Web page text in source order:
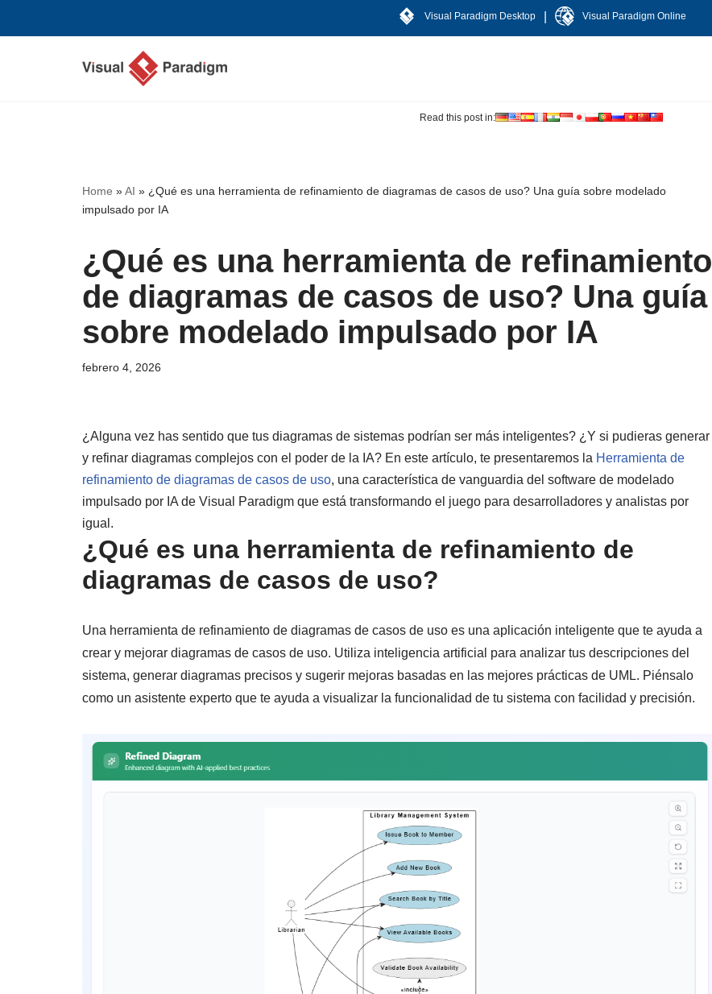
Visual Paradigm Desktop Visual Paradigm Online
Read this post in:
Home »AI » ¿Qué es una herramienta de refinamiento de diagramas de casos de uso? Una guía sobre modelado
impulsado por IA
¿Qué es una herramienta de refinamiento
de diagramas de casos de uso? Una guía
sobre modelado impulsado por IA
febrero 4, 2026
¿Alguna vez has sentido que tus diagramas de sistemas podrían ser más inteligentes? ¿Y si pudieras generar
y refinar diagramas complejos con el poder de la IA? En este artículo, te presentaremos la Herramienta de
refinamiento de diagramas de casos de uso, una característica de vanguardia del software de modelado
impulsado por IA de Visual Paradigm que está transformando el juego para desarrolladores y analistas por
igual.
¿Qué es una herramienta de refinamiento de
diagramas de casos de uso?
Una herramienta de refinamiento de diagramas de casos de uso es una aplicación inteligente que te ayuda a
crear y mejorar diagramas de casos de uso. Utiliza inteligencia artificial para analizar tus descripciones del
sistema, generar diagramas precisos y sugerir mejoras basadas en las mejores prácticas de UML. Piénsalo
como un asistente experto que te ayuda a visualizar la funcionalidad de tu sistema con facilidad y precisión.